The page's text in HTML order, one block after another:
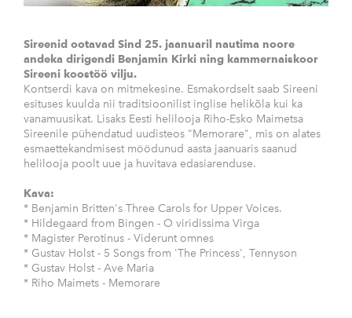
Sireenid ootavad Sind 25. jaanuaril nautima noore
andeka dirigendi Benjamin Kirki ning kammernaiskoor
Sireeni koostöö vilju.
Kontserdi kava on mitmekesine. Esmakordselt saab Sireeni
esituses kuulda nii traditsioonilist inglise helikõla kui ka
vanamuusikat. Lisaks Eesti helilooja Riho-Esko Maimetsa
Sireenile pühendatud uudisteos "Memorare", mis on alates
esmaettekandmisest möödunud aasta jaanuaris saanud
helilooja poolt uue ja huvitava edasiarenduse.
Kava:
* Benjamin Britten's Three Carols for Upper Voices.
* Hildegaard from Bingen - O viridissima Virga
* Magister Perotinus - Viderunt omnes
* Gustav Holst - 5 Songs from 'The Princess', Tennyson
* Gustav Holst - Ave Maria
* Riho Maimets - Memorare